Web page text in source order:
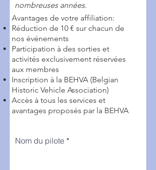
nombreuses années.
Avantages de votre affiliation:
Réduction de 10 € sur chacun de
nos événements
Participation à des sorties et
activités exclusivement réservées
aux membres
Inscription à la BEHVA (Belgian
Historic Vehicle Association)
Accès à tous les services et
avantages proposés par la BEHVA
Nom du pilote